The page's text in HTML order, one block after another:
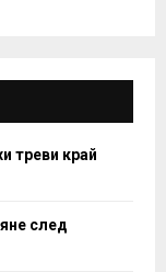
H
треви край
след